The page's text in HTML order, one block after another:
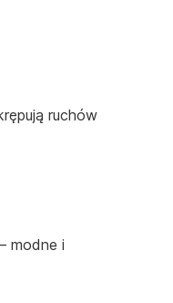
ruchów
modne i